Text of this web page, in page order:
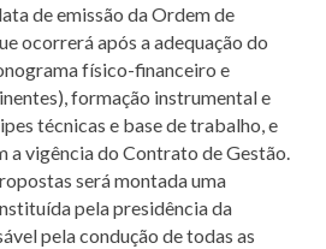
de emissão da Ordem de
ocorrerá após a adequação do
físico-financeiro e
formação instrumental e
técnicas e base de trabalho, e
a vigência do Contrato de Gestão.
será montada uma
pela presidência da
pela condução de todas as